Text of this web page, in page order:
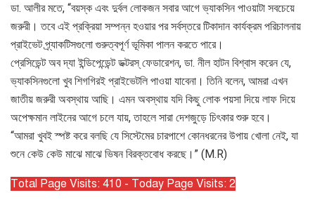
ডা. আলীর মতে, “বয়স্ক এবং দুর্বল লোকজন সবার আগে ভ্যাকসিন পাওয়াটা সবচেয়ে
জরুরী। তবে এই প্রক্রিয়া সম্পন্ন হওয়ার পর সর্বস্তরে টিকাদান কার্যক্রম পরিচালনায়
প্রাইভেট প্র্যাকটিসগুলো গুরুত্বপূর্ণ ভূমিকা পালন করতে পারে।
প্রেসিডেন্ট অব দ্যা ইন্ডিপেন্ডেন্ট ডক্টরস্ ফেডারেশন, ডা. নীল হাটন বিশ্বাস করেন যে,
ভ্যাকসিনগুলো খুব শিগগিরই প্রাইভেটলি পাওয়া যাবেনা। তিনি বলেন, আমরা এখন
জাতীয় জরুরী অবস্থায় আছি। এমন অবস্থায় যদি কিছু লোক পয়সা দিয়ে লাফ দিয়ে
অপেক্ষমান লাইনের আগে চলে যায়, তাহলে সারা দেশজুড়ে চিৎকার শুরু হবে।
“আমরা খুবই স্পষ্ট করে বলছি যে সিস্টেমের চারপাশে কোনধরনের উপায় খোলা নেই, যা
শুনে কেউ কেউ মাঝে মাঝে ভিষন বিরক্তবোধ করছে।” (M.R)
Total Page Visits: 410 - Today Page Visits: 2